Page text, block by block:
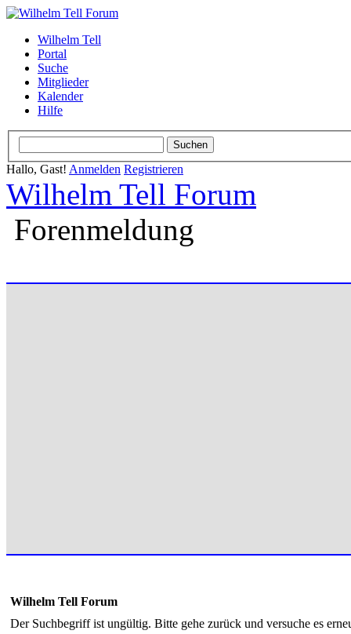
Wilhelm Tell
Portal
Suche
Mitglieder
Kalender
Hilfe
Hallo, Gast! Anmelden Registrieren
Wilhelm Tell Forum
Forenmeldung
Wilhelm Tell Forum
Der Suchbegriff ist ungültig. Bitte gehe zurück und versuche es